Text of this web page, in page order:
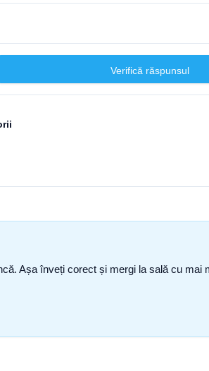
Verifică răspunsul
Așa înveți corect și mergi la sală cu mai